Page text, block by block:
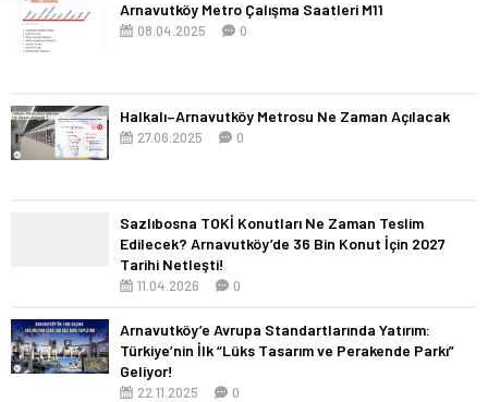
Arnavutköy Metro Çalışma Saatleri M11
08.04.2025 0
Halkalı–Arnavutköy Metrosu Ne Zaman Açılacak
27.06.2025 0
Sazlıbosna TOKİ Konutları Ne Zaman Teslim
Edilecek? Arnavutköy’de 36 Bin Konut İçin 2027
Tarihi Netleşti!
11.04.2026 0
Arnavutköy’e Avrupa Standartlarında Yatırım:
Türkiye’nin İlk “Lüks Tasarım ve Perakende Parkı”
Geliyor!
22.11.2025 0